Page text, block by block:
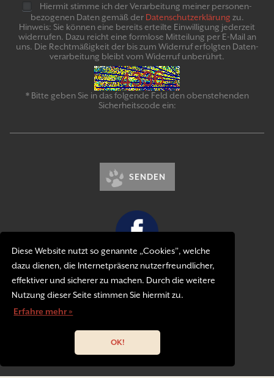
Diese Website nutzt so genannte „Cookies”, welche
dazu dienen, die Internetpräsenz nutzerfreundlicher,
effektiver und sicherer zu machen. Durch die weitere
Nutzung dieser Seite stimmen Sie hiermit zu.
Erfahre mehr »
OK!
Hiermit stimme ich der Verarbeitung meiner personen­
bezogenen Daten gemäß der Daten­schutz­er­klär­ung zu.
Hinweis: Sie können eine bereits erteilte Ein­willigung jeder­zeit
widerrufen. Dazu reicht eine formlose Mitteilung per E-Mail an
uns. Die Recht­mäßigkeit der bis zum Widerruf erfolgten Daten­
verarbeitung bleibt vom Wider­ruf un­be­rührt.
* Bitte geben Sie in das folgende Feld den obenstehenden
Sicherheitscode ein:
SENDEN
Impressum
Datenschutzerklärung